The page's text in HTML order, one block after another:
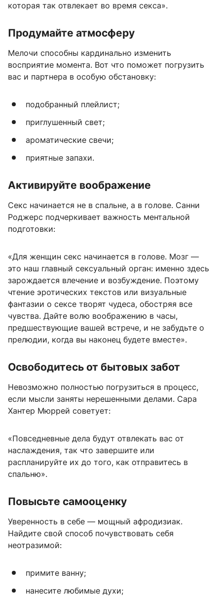
которая так отвлекает во время секса».
Продумайте атмосферу
Мелочи способны кардинально изменить
восприятие момента. Вот что поможет погрузить
вас и партнера в особую обстановку:
подобранный плейлист;
приглушенный свет;
ароматические свечи;
приятные запахи.
Активируйте воображение
Секс начинается не в спальне, а в голове. Санни
Роджерс подчеркивает важность ментальной
подготовки:
«Для женщин секс начинается в голове. Мозг —
это наш главный сексуальный орган: именно здесь
зарождается влечение и возбуждение. Поэтому
чтение эротических текстов или визуальные
фантазии о сексе творят чудеса, обостряя все
чувства. Дайте волю воображению в часы,
предшествующие вашей встрече, и не забудьте о
прелюдии, когда вы наконец будете вместе».
Освободитесь от бытовых забот
Невозможно полностью погрузиться в процесс,
если мысли заняты нерешенными делами. Сара
Хантер Мюррей советует:
«Повседневные дела будут отвлекать вас от
наслаждения, так что завершите или
распланируйте их до того, как отправитесь в
спальню».
Повысьте самооценку
Уверенность в себе — мощный афродизиак.
Найдите свой способ почувствовать себя
неотразимой:
примите ванну;
нанесите любимые духи;